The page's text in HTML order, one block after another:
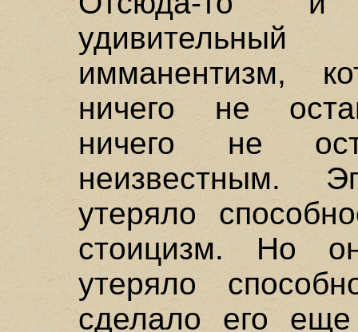
имманентизм,
ничего не
ничего не
неизвестным.
утеряло
стоицизм. Но
утеряло
сделало его